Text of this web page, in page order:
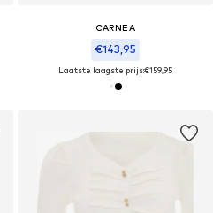
CARNEA
€143,95
Laatste laagste prijs:€159,95